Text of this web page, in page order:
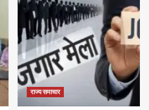
राज्य समाचार